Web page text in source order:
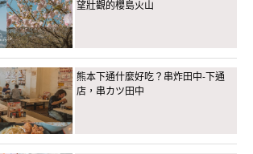
望壯觀的櫻島火山
熊本下通什麼好吃？串炸田中-下通
店，串カツ田中